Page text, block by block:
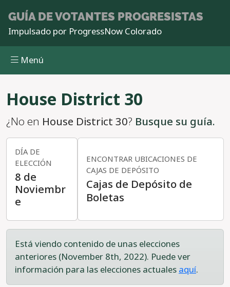
GUÍA DE VOTANTES PROGRESISTAS
Impulsado por ProgressNow Colorado
Menú
House District 30
¿No en House District 30? Busque su guía.
DÍA DE
ELECCIÓN
8 de
Noviembr
e
ENCONTRAR UBICACIONES DE
CAJAS DE DEPÓSITO
Cajas de Depósito de
Boletas
Está viendo contenido de unas elecciones
anteriores (November 8th, 2022). Puede ver
información para las elecciones actualesaquí.